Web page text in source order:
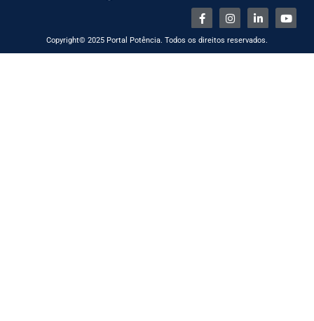
Copyright© 2025 Portal Potência. Todos os direitos reservados.